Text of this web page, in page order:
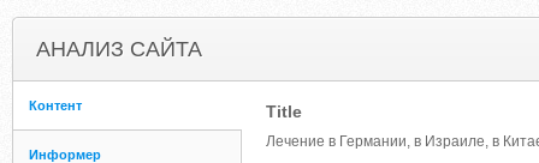
АНАЛИЗ САЙТА
Контент
Информер
Title
Лечение в Германии, в Израиле, в